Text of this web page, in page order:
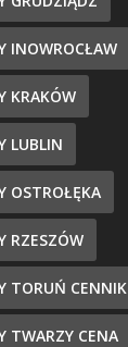
INOWROCŁAW
KRAKÓW
LUBLIN
OSTROŁĘKA
RZESZÓW
TORUŃ CENNIK
TWARZY CENA